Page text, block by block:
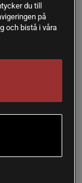
250 g
du till
på
och bistå i våra